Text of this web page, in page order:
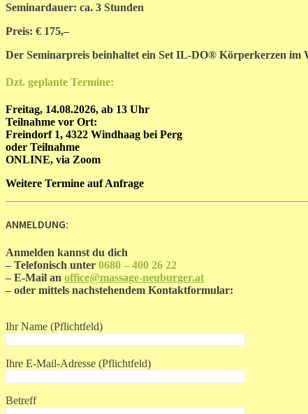
Seminardauer: ca. 3 Stunden
Preis: € 175,–
Der Seminarpreis beinhaltet ein Set IL-DO® Körperkerzen im
Dzt. geplante Termine:
Freitag, 14.08.2026, ab 13 Uhr
Teilnahme vor Ort:
Freindorf 1, 4322 Windhaag bei Perg
oder Teilnahme
ONLINE, via Zoom
Weitere Termine auf Anfrage
ANMELDUNG:
Anmelden kannst du dich
– Telefonisch unter 0680 – 400 26 22
– E-Mail an office@massage-neuburger.at
– oder mittels nachstehendem Kontaktformular:
Ihr Name (Pflichtfeld)
Ihre E-Mail-Adresse (Pflichtfeld)
Betreff